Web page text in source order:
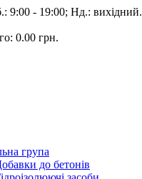
9:00 - 19:00; Нд.: вихідний.
0.00 грн.
група
до бетонів